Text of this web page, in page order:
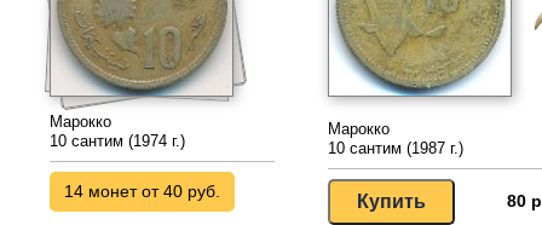
Марокко
10 сантим (1974 г.)
14 монет от 40 руб.
Марокко
10 сантим (1987 г.)
80